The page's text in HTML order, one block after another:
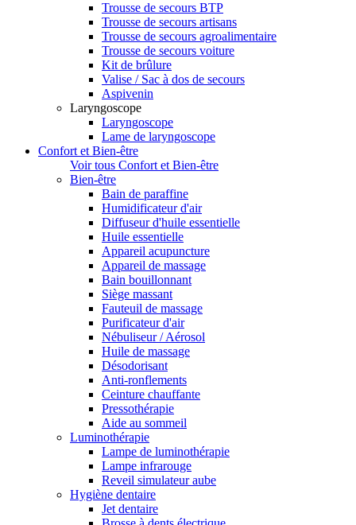
Trousse de secours BTP
Trousse de secours artisans
Trousse de secours agroalimentaire
Trousse de secours voiture
Kit de brûlure
Valise / Sac à dos de secours
Aspivenin
Laryngoscope
Laryngoscope
Lame de laryngoscope
Confort et Bien-être
Voir tous Confort et Bien-être
Bien-être
Bain de paraffine
Humidificateur d'air
Diffuseur d'huile essentielle
Huile essentielle
Appareil acupuncture
Appareil de massage
Bain bouillonnant
Siège massant
Fauteuil de massage
Purificateur d'air
Nébuliseur / Aérosol
Huile de massage
Désodorisant
Anti-ronflements
Ceinture chauffante
Pressothérapie
Aide au sommeil
Luminothérapie
Lampe de luminothérapie
Lampe infrarouge
Reveil simulateur aube
Hygiène dentaire
Jet dentaire